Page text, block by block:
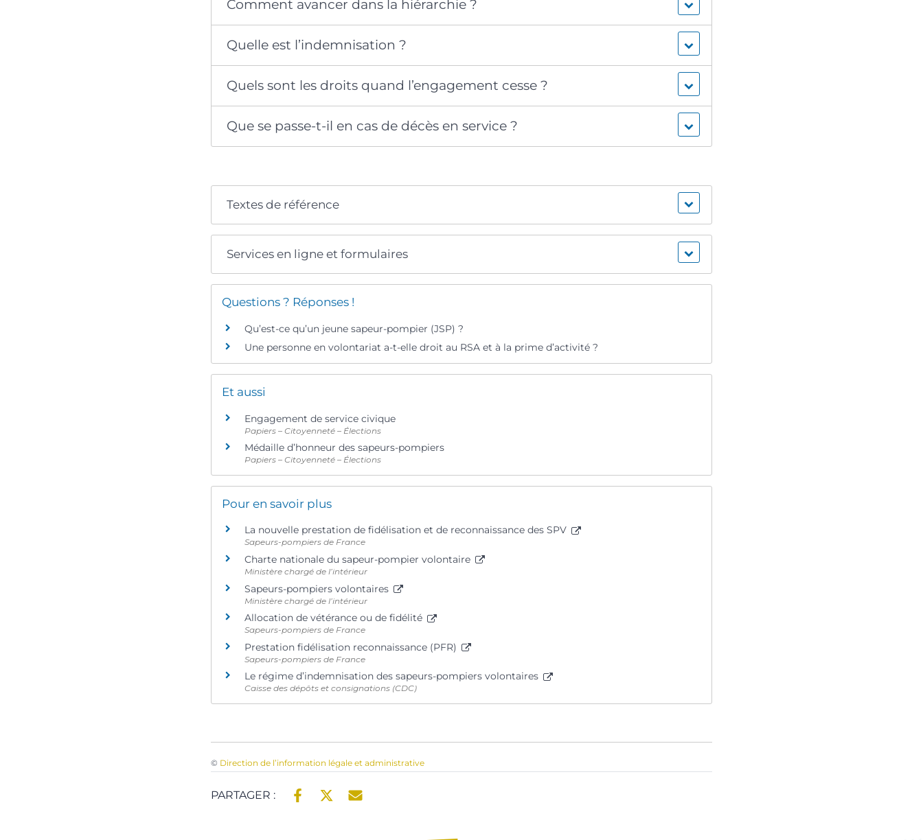
Comment avancer dans la hiérarchie ?
Quelle est l’indemnisation ?
Quels sont les droits quand l’engagement cesse ?
Que se passe-t-il en cas de décès en service ?
Textes de référence
Services en ligne et formulaires
Questions ? Réponses !
Qu’est-ce qu’un jeune sapeur-pompier (JSP) ?
Une personne en volontariat a-t-elle droit au RSA et à la prime d’activité ?
Et aussi
Engagement de service civique
Papiers – Citoyenneté – Élections
Médaille d’honneur des sapeurs-pompiers
Papiers – Citoyenneté – Élections
Pour en savoir plus
La nouvelle prestation de fidélisation et de reconnaissance des SPV
Sapeurs-pompiers de France
Charte nationale du sapeur-pompier volontaire
Ministère chargé de l’intérieur
Sapeurs-pompiers volontaires
Ministère chargé de l’intérieur
Allocation de vétérance ou de fidélité
Sapeurs-pompiers de France
Prestation fidélisation reconnaissance (PFR)
Sapeurs-pompiers de France
Le régime d’indemnisation des sapeurs-pompiers volontaires
Caisse des dépôts et consignations (CDC)
© Direction de l’information légale et administrative
PARTAGER :